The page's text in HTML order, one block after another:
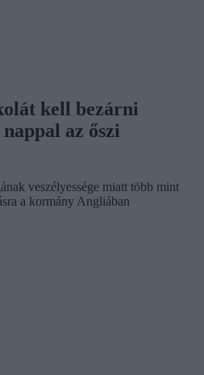
kell bezárni
az őszi
veszélyessége miatt több mint
a kormány Angliában